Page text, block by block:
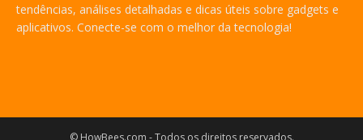
tendências, análises detalhadas e dicas úteis sobre gadgets e
aplicativos. Conecte-se com o melhor da tecnologia!
© HowBees.com - Todos os direitos reservados.